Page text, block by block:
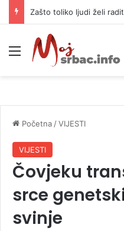
Glovo od danas više ne
Meni
Početna /VIJESTI
VIJESTI
Čovjeku
srce
svinje